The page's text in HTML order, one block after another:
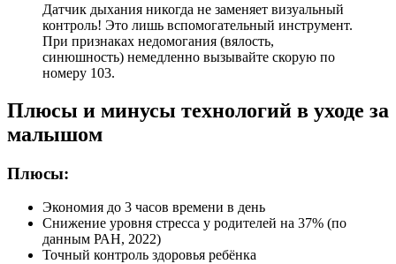
Датчик дыхания никогда не заменяет визуальный
контроль! Это лишь вспомогательный инструмент.
При признаках недомогания (вялость,
синюшность) немедленно вызывайте скорую по
номеру 103.
Плюсы и минусы технологий в уходе за
малышом
Плюсы:
Экономия до 3 часов времени в день
Снижение уровня стресса у родителей на 37% (по
данным РАН, 2022)
Точный контроль здоровья ребёнка